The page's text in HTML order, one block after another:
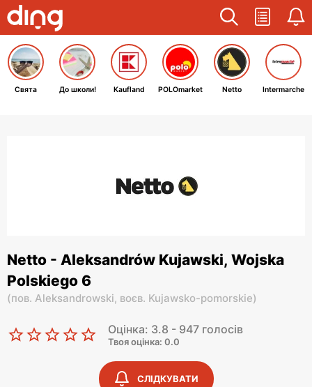
Свята До школи! Kaufland POLOmarket Netto Intermarche
Netto - Aleksandrów Kujawski, Wojska
Polskiego 6
(пов. Aleksandrowski, воєв. Kujawsko-pomorskie)
Оцінка: 3.8 - 947 голосів
Твоя оцінка: 0.0
СЛІДКУВАТИ